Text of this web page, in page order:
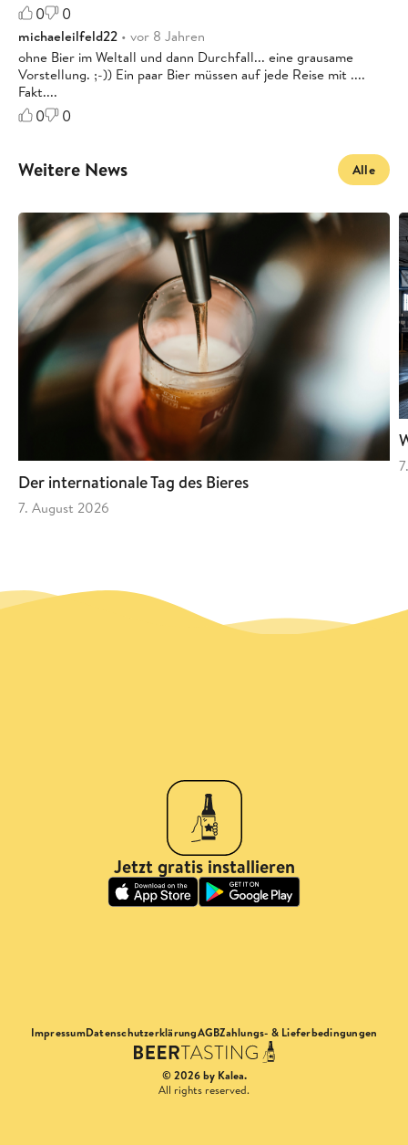
0 0
michaeleilfeld22 • vor 8 Jahren
ohne Bier im Weltall und dann Durchfall... eine grausame
Vorstellung. ;-)) Ein paar Bier müssen auf jede Reise mit ....
Fakt....
0 0
Weitere News Alle
Der internationale Tag des Bieres
7. August 2026
Jetzt gratis installieren
ImpressumDatenschutzerklärungAGBZahlungs- & Lieferbedingungen
© 2026 by Kalea.
All rights reserved.